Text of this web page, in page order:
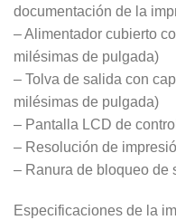
documentación de la
– Alimentador cubierto
milésimas de pulgada)
– Tolva de salida con
milésimas de pulgada)
– Pantalla LCD de
– Resolución de
– Ranura de bloqueo de
Especificaciones de la